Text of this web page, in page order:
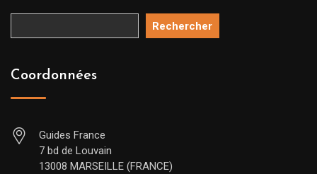
Rechercher
Coordonnées
Guides France
7 bd de Louvain
13008 MARSEILLE (FRANCE)